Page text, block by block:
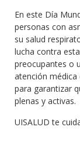
En este Día
personas con
su salud
lucha contra
preocupantes o
atención
para garantizar
plenas y activas.
UISALUD te